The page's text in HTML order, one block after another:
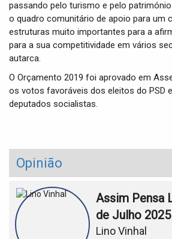
passando pelo turismo e pelo
o quadro comunitário de apoio para um
estruturas muito importantes para a
para a sua competitividade em vários
autarca.
O Orçamento 2019 foi aprovado em
os votos favoráveis dos eleitos do PSD
deputados socialistas.
Opinião
Assim Pensa
de Julho 2025
Lino Vinhal